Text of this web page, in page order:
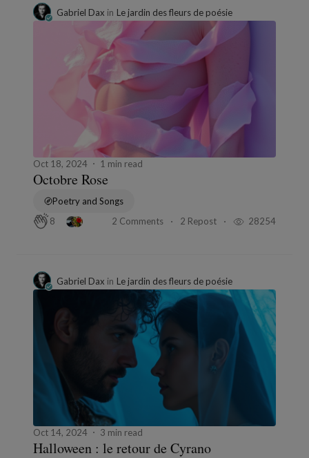
Gabriel Dax in Le jardin des fleurs de poésie
Oct 18, 2024 1 min read
Octobre Rose
Poetry and Songs
8
2 Comments 2 Repost 28254
Gabriel Dax in Le jardin des fleurs de poésie
Oct 14, 2024 3 min read
Halloween : le retour de Cyrano